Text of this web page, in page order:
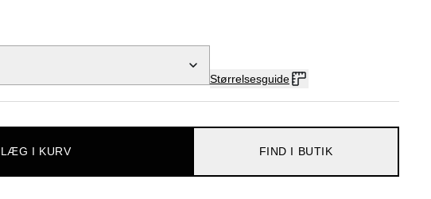
Størrelsesguide
LÆG I KURV FIND I BUTIK